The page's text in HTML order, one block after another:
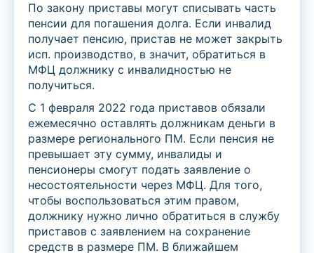
По закону приставы могут списывать часть
пенсии для погашения долга. Если инвалид
получает пенсию, пристав не может закрыть
исп. производство, в значит, обратиться в
МФЦ должнику с инвалидностью не
получиться.
С 1 февраля 2022 года приставов обязали
ежемесячно оставлять должникам деньги в
размере регионального ПМ. Если пенсия не
превышает эту сумму, инвалиды и
пенсионеры смогут подать заявление о
несостоятельности через МФЦ. Для того,
чтобы воспользоваться этим правом,
должнику нужно лично обратиться в службу
приставов с заявлением на сохранение
средств в размере ПМ. В ближайшем